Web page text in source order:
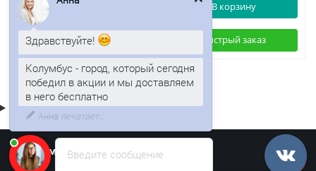
В корзину
Быстрый заказ
В корзину
Быстрый заказ
ИнформацияВведите сообщение
Здравствуйте!
Колумбус - город, который сегодня
победил в акции и мы доставляем
в него бесплатно